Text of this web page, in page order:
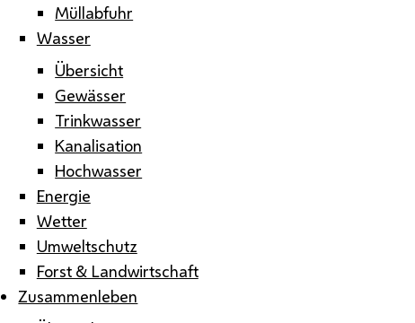
Müllabfuhr
Wasser
Übersicht
Gewässer
Trinkwasser
Kanalisation
Hochwasser
Energie
Wetter
Umweltschutz
Forst & Landwirtschaft
Zusammenleben